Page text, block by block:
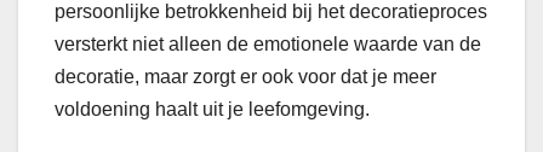
persoonlijke betrokkenheid bij het decoratieproces
versterkt niet alleen de emotionele waarde van de
decoratie, maar zorgt er ook voor dat je meer
voldoening haalt uit je leefomgeving.